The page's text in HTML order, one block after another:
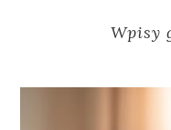
Wpisy